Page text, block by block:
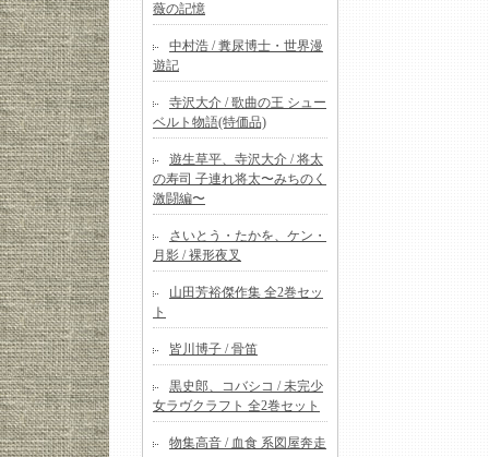
薇の記憶
中村浩 / 糞尿博士・世界漫
遊記
寺沢大介 / 歌曲の王 シュー
ベルト物語(特価品)
遊生草平、寺沢大介 / 将太
の寿司 子連れ将太〜みちのく
激闘編〜
さいとう・たかを、ケン・
月影 / 裸形夜叉
山田芳裕傑作集 全2巻セッ
ト
皆川博子 / 骨笛
黒史郎、コバシコ / 未完少
女ラヴクラフト 全2巻セット
物集高音 / 血食 系図屋奔走